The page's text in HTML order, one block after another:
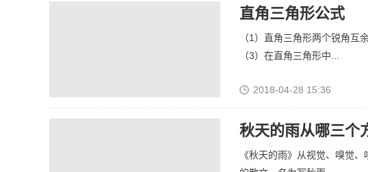
直角三角形公式
（1）直角三角形两个锐角互
（3）在直角三角形中...
2018-04-28 15:36
秋天的雨从哪三个
《秋天的雨》从视觉、嗅觉